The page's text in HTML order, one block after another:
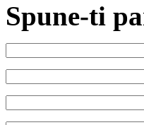
Spune-ti